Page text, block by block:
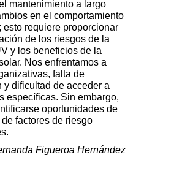
mantenimiento a largo
en el comportamiento
esto requiere proporcionar
de los riesgos de la
y los beneficios de la
Nos enfrentamos a
falta de
y dificultad de acceder a
específicas. Sin embargo,
oportunidades de
factores de riesgo
Figueroa Hernández